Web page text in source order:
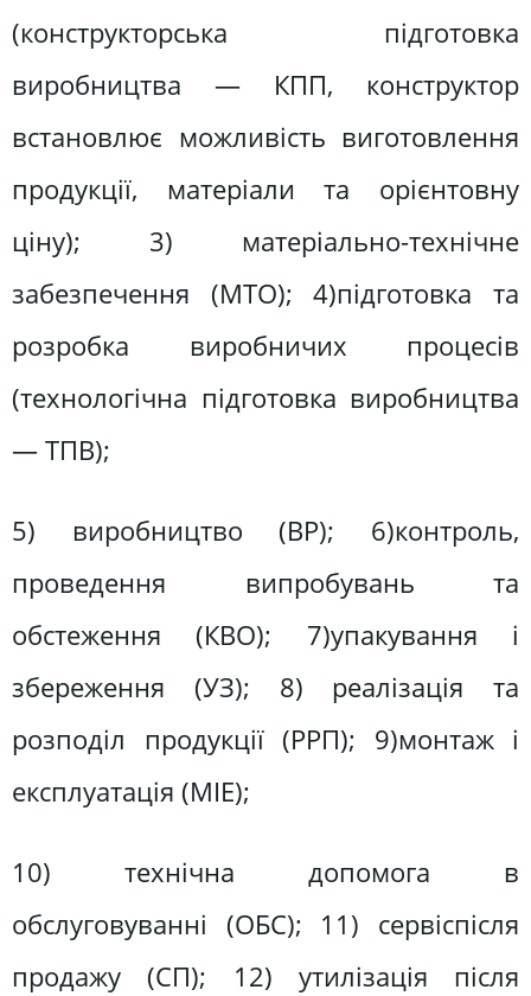
(конструкторська підготовка
виробництва — КПП, конструктор
встановлює можливість виготовлення
продукції, матеріали та орієнтовну
ціну); 3) матеріально-технічне
забезпечення (МТО); 4)підготовка та
розробка виробничих процесів
(технологічна підготовка виробництва
— ТПВ);
5) виробництво (ВР); 6)контроль,
проведення випробувань та
обстеження (КВО); 7)упакування і
збереження (УЗ); 8) реалізація та
розподіл продукції (РРП); 9)монтаж і
експлуатація (МІЕ);
10) технічна допомога в
обслуговуванні (ОБС); 11) сервіcпісля
продажу (СП); 12) утилізація після